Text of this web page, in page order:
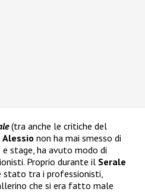
(tra anche le critiche del
Alessio non ha mai smesso di
stage, ha avuto modo di
Proprio durante il Serale
stato tra i professionisti,
che si era fatto male